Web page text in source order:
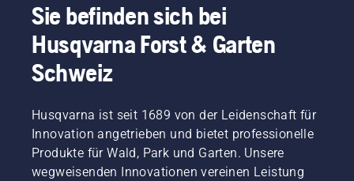
Sie befinden sich bei
Husqvarna Forst & Garten
Schweiz
Husqvarna ist seit 1689 von der Leidenschaft für
Innovation angetrieben und bietet professionelle
Produkte für Wald, Park und Garten. Unsere
wegweisenden Innovationen vereinen Leistung